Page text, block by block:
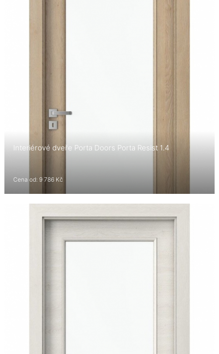
Interiérové dveře Porta Doors Porta Resist 1.4
Cena od: 9 786 Kč